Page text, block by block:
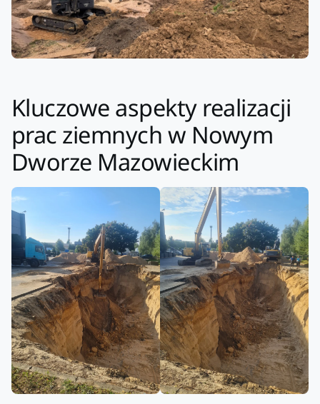
Kluczowe aspekty realizacji
prac ziemnych w Nowym
Dworze Mazowieckim